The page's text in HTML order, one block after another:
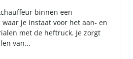
binnen een
je instaat voor het aan- en
met de heftruck. Je zorgt
van...